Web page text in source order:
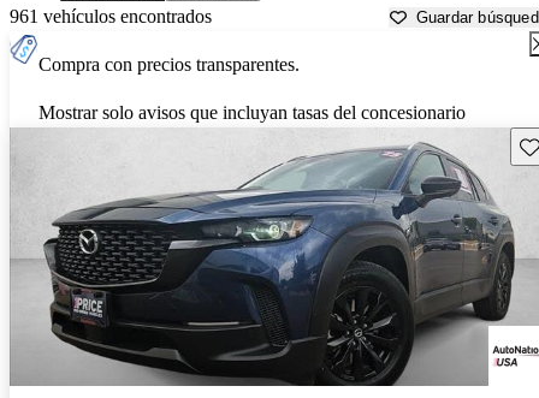
961 vehículos encontrados Guardar
Compra con precios transparentes.
Mostrar solo avisos que incluyan tasas del concesionario